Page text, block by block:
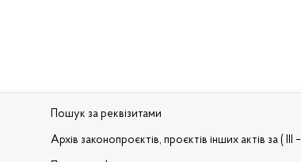
Пошук за реквізитами
Архів законопроєктів, проєктів інших актів за ( III